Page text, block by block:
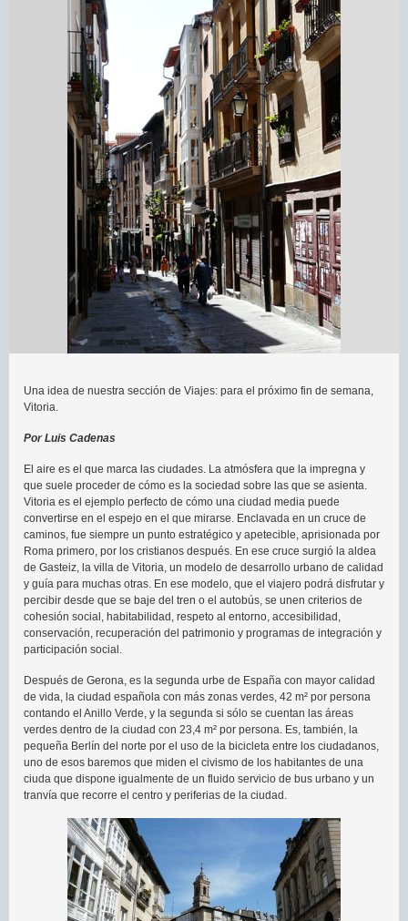
Una idea de nuestra sección de Viajes: para el próximo fin de semana,
Vitoria.
Por Luis Cadenas
El aire es el que marca las ciudades. La atmósfera que la impregna y
que suele proceder de cómo es la sociedad sobre las que se asienta.
Vitoria es el ejemplo perfecto de cómo una ciudad media puede
convertirse en el espejo en el que mirarse. Enclavada en un cruce de
caminos, fue siempre un punto estratégico y apetecible, aprisionada por
Roma primero, por los cristianos después. En ese cruce surgió la aldea
de Gasteiz, la villa de Vitoria, un modelo de desarrollo urbano de calidad
y guía para muchas otras. En ese modelo, que el viajero podrá disfrutar y
percibir desde que se baje del tren o el autobús, se unen criterios de
cohesión social, habitabilidad, respeto al entorno, accesibilidad,
conservación, recuperación del patrimonio y programas de integración y
participación social.
Después de Gerona, es la segunda urbe de España con mayor calidad
de vida, la ciudad española con más zonas verdes, 42 m² por persona
contando el Anillo Verde, y la segunda si sólo se cuentan las áreas
verdes dentro de la ciudad con 23,4 m² por persona. Es, también, la
pequeña Berlín del norte por el uso de la bicicleta entre los ciudadanos,
uno de esos baremos que miden el civismo de los habitantes de una
ciuda que dispone igualmente de un fluido servicio de bus urbano y un
tranvía que recorre el centro y periferias de la ciudad.